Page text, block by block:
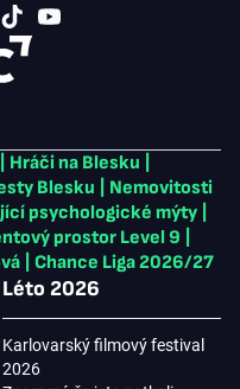
Hráči na Blesku
Blesku
Nemovitosti
psychologické mýty
prostor Level 9
Chance Liga 2026/27
Léto 2026
Karlovarský filmový festival
2026